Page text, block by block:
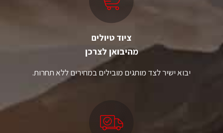
ציוד טיולים
מהיבואן לצרכן
יבוא ישיר לצד מותגים מובילים במחירים ללא תחרות.